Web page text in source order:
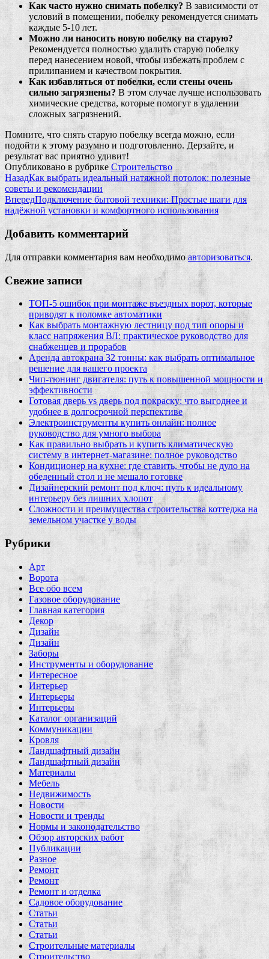
Как часто нужно снимать побелку? В зависимости от
условий в помещении, побелку рекомендуется снимать
каждые 5-10 лет.
Можно ли наносить новую побелку на старую?
Рекомендуется полностью удалить старую побелку
перед нанесением новой, чтобы избежать проблем с
прилипанием и качеством покрытия.
Как избавляться от побелки, если стены очень
сильно загрязнены? В этом случае лучше использовать
химические средства, которые помогут в удалении
сложных загрязнений.
Помните, что снять старую побелку всегда можно, если
подойти к этому разумно и подготовленно. Дерзайте, и
результат вас приятно удивит!
Опубликовано в рубрике Строительство
НазадКак выбрать идеальный натяжной потолок: полезные
советы и рекомендации
ВпередПодключение бытовой техники: Простые шаги для
надёжной установки и комфортного использования
Добавить комментарий
Для отправки комментария вам необходимоавторизоваться.
Свежие записи
ТОП-5 ошибок при монтаже въездных ворот, которые
приводят к поломке автоматики
Как выбрать монтажную лестницу под тип опоры и
класс напряжения ВЛ: практическое руководство для
снабженцев и прорабов
Аренда автокрана 32 тонны: как выбрать оптимальное
решение для вашего проекта
Чип‑тюнинг двигателя: путь к повышенной мощности и
эффективности
Готовая дверь vs дверь под покраску: что выгоднее и
удобнее в долгосрочной перспективе
Электроинструменты купить онлайн: полное
руководство для умного выбора
Как правильно выбрать и купить климатическую
систему в интернет‑магазине: полное руководство
Кондиционер на кухне: где ставить, чтобы не дуло на
обеденный стол и не мешало готовке
Дизайнерский ремонт под ключ: путь к идеальному
интерьеру без лишних хлопот
Сложности и преимущества строительства коттеджа на
земельном участке у воды
Рубрики
Арт
Ворота
Все обо всем
Газовое оборудование
Главная категория
Декор
Дизайн
Дизайн
Заборы
Инструменты и оборудование
Интересное
Интерьер
Интерьеры
Интерьеры
Каталог организаций
Коммуникации
Кровля
Ландшафтный дизайн
Ландшафтный дизайн
Материалы
Мебель
Недвижимость
Новости
Новости и тренды
Нормы и законодательство
Обзор авторских работ
Публикации
Разное
Ремонт
Ремонт
Ремонт и отделка
Садовое оборудование
Статьи
Статьи
Статьи
Строительные материалы
Строительство